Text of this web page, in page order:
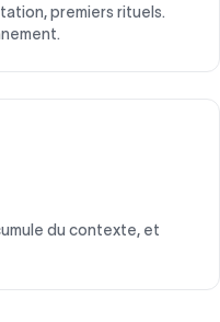
premiers rituels.
du contexte, et